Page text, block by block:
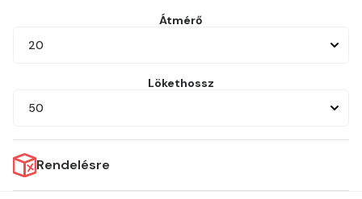
Átmérő
20
Lökethossz
50
Rendelésre